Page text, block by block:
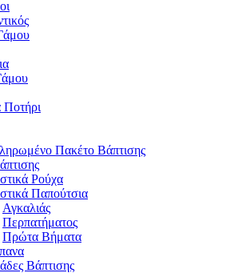
Πακέτο Βάπτισης
Ρούχα
Παπούτσια
Αγκαλιάς
Περπατήματος
Πρώτα Βήματα
Βάπτισης